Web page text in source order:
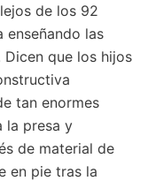
de los 92
enseñando las
que los hijos
tan enormes
la presa y
de material de
en pie tras la